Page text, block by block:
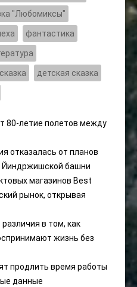
"Любомиксы"
фантастика
детская сказка
80-летие полетов между
отказалась от планов
Йиндржишской башни
магазинов Best
рынок, открывая
в том, как
жизнь без
продлить время работы
данные